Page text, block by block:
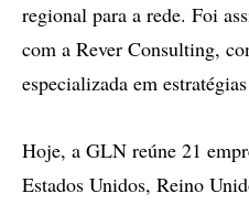
regional para a rede. Foi
com a Rever Consulting,
especializada em
Hoje, a GLN reúne 21
Estados Unidos, Reino